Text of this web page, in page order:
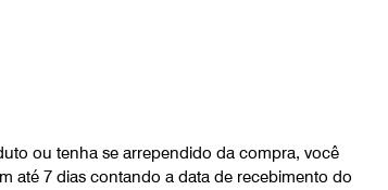
ou tenha se arrependido da compra, você
até 7 dias contando a data de recebimento do